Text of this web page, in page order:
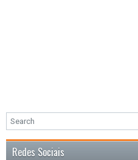
Redes Sociais